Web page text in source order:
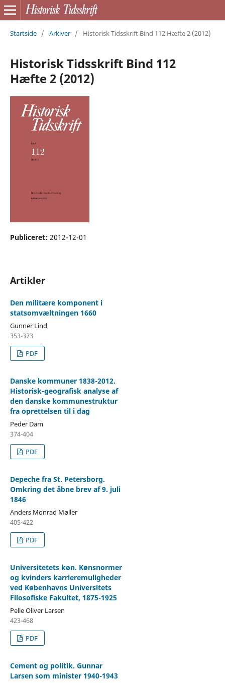
Startside / Arkiver / Historisk Tidsskrift Bind 112 Hæfte 2 (2012)
Historisk Tidsskrift Bind 112
Hæfte 2 (2012)
Publiceret: 2012-12-01
Artikler
Den militære komponent i
statsomvæltningen 1660
Gunner Lind
353-373
PDF
Danske kommuner 1838-2012.
Historisk-geografisk analyse af
den danske kommunestruktur
fra oprettelsen til i dag
Peder Dam
374-404
PDF
Depeche fra St. Petersborg.
Omkring det åbne brev af 9. juli
1846
Anders Monrad Møller
405-422
PDF
Universitetets køn. Kønsnormer
og kvinders karrieremuligheder
ved Københavns Universitets
Filosofiske Fakultet, 1875-1925
Pelle Oliver Larsen
423-468
PDF
Cement og politik. Gunnar
Larsen som minister 1940-1943